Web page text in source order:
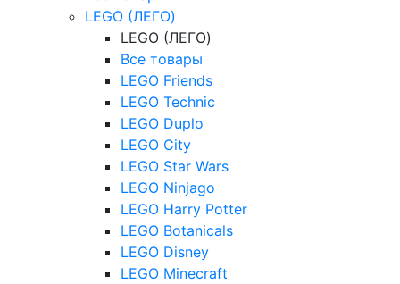
LEGO (ЛЕГО)
LEGO (ЛЕГО)
Все товары
LEGO Friends
LEGO Technic
LEGO Duplo
LEGO City
LEGO Star Wars
LEGO Ninjago
LEGO Harry Potter
LEGO Botanicals
LEGO Disney
LEGO Minecraft